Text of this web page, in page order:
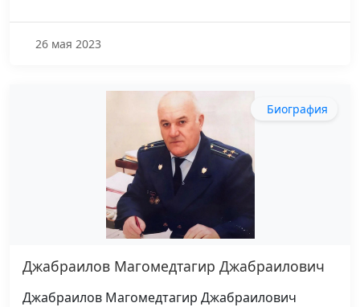
26 мая 2023
Биография
Джабраилов Магомедтагир Джабраилович
Джабраилов Магомедтагир Джабраилович